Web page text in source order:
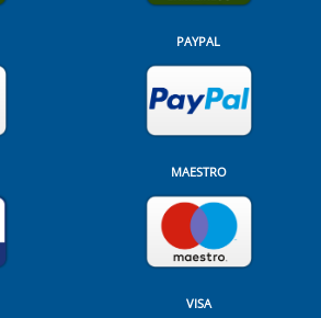
PAYPAL
MAESTRO
VISA